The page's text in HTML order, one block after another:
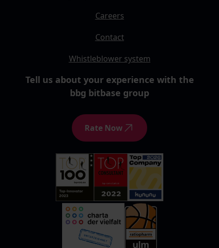
Careers
Contact
Whistleblower system
Tell us about your experience with the
bbg bitbase group
Rate Now